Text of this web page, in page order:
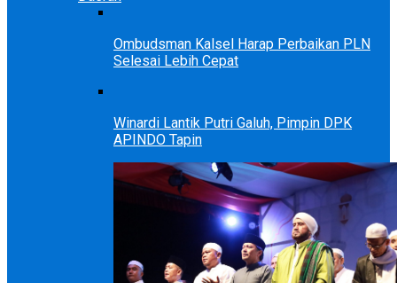
Ombudsman Kalsel Harap Perbaikan PLN
Selesai Lebih Cepat
Winardi Lantik Putri Galuh, Pimpin DPK
APINDO Tapin